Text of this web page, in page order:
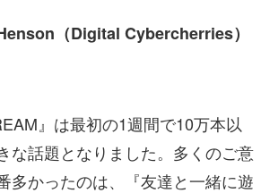
（Digital Cybercherries）
』は最初の1週間で10万本以
な話題となりました。多くのご意
多かったのは、『友達と一緒に遊